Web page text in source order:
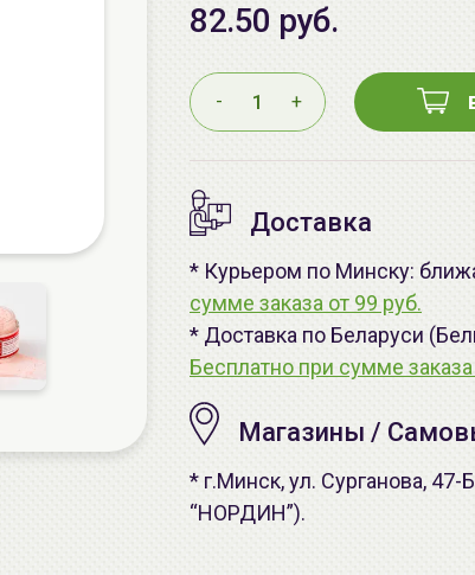
82.50 руб.
- +
Доставка
* Курьером по Минску:
сумме заказа от 99 руб.
* Доставка по Беларуси
Бесплатно при сумме заказа
Магазины /
* г.Минск, ул. Сурганова,
“НОРДИН”).